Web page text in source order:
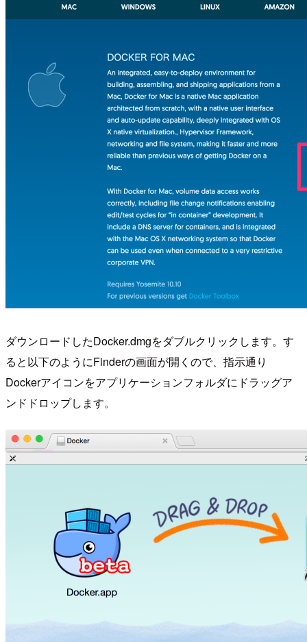
ダウンロードしたDocker.dmgをダブルクリックします。す
ると以下のようにFinderの画面が開くので、指示通り
Dockerアイコンをアプリケーションフォルダにドラッグア
ンドドロップします。